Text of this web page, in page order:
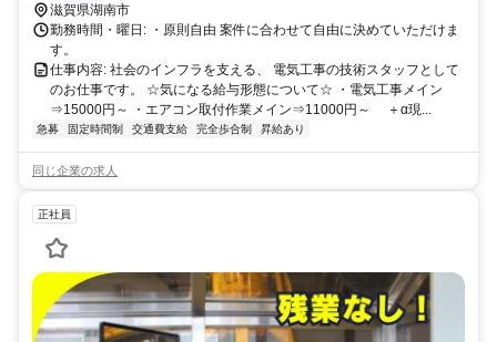
滋賀県湖南市
勤務時間・曜日: ・原則自由 案件に合わせて自由に決めていただけま
す。
仕事内容: 社会のインフラを支える、 電気工事の技術スタッフとして
のお仕事です。 ☆気になる給与形態について☆ ・電気工事メイン
⇒15000円～ ・エアコン取付作業メイン⇒11000円～ ＋α現...
急募 固定時間制 交通費支給 完全歩合制 昇給あり
同じ企業の求人
正社員